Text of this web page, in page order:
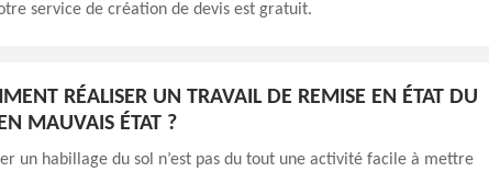
service de création de devis est gratuit.
RÉALISER UN TRAVAIL DE REMISE EN ÉTAT DU
MAUVAIS ÉTAT ?
un habillage du sol n’est pas du tout une activité facile à mettre